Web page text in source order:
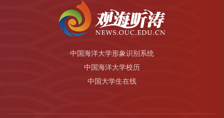
中国海洋大学形象识别系统
中国海洋大学校历
中国大学生在线